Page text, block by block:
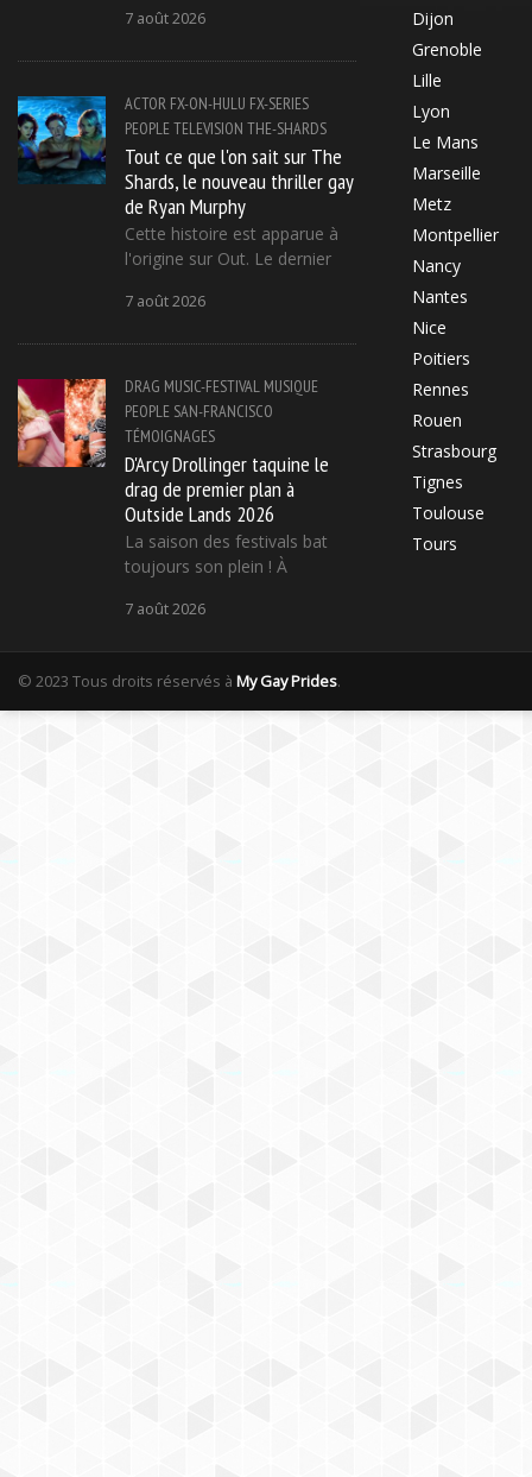
7 août 2026
ACTOR FX-ON-HULU FX-SERIES
PEOPLETELEVISION THE-SHARDS
Tout ce que l'on sait sur The
Shards, le nouveau thriller gay
de Ryan Murphy
Cette histoire est apparue à
l'origine sur Out. Le dernier
7 août 2026
DRAG MUSIC-FESTIVAL MUSIQUE
PEOPLE SAN-FRANCISCO
TÉMOIGNAGES
D'Arcy Drollinger taquine le
drag de premier plan à
Outside Lands 2026
La saison des festivals bat
toujours son plein ! À
7 août 2026
Dijon
Grenoble
Lille
Lyon
Le Mans
Marseille
Metz
Montpellier
Nancy
Nantes
Nice
Poitiers
Rennes
Rouen
Strasbourg
Tignes
Toulouse
Tours
© 2023 Tous droits réservés à My Gay Prides.